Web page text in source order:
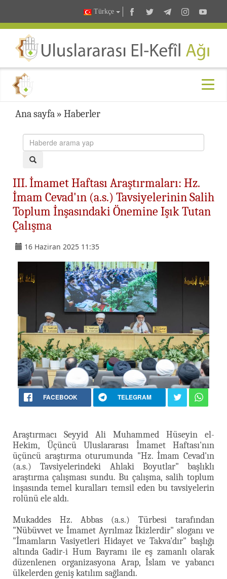
Türkçe
Ana sayfa » Haberler
III. İmamet Haftası Araştırmaları: Hz.
İmam Cevad'ın (a.s.) Tavsiyelerinin Salih
Toplum İnşasındaki Önemine Işık Tutan
Çalışma
16 Haziran 2025 11:35
FACEBOOK TELEGRAM
Araştırmacı Seyyid Ali Muhammed Hüseyin el-
Hekim, Üçüncü Uluslararası İmamet Haftası'nın
üçüncü araştırma oturumunda "Hz. İmam Cevad'ın
(a.s.) Tavsiyelerindeki Ahlaki Boyutlar" başlıklı
araştırma çalışması sundu. Bu çalışma, salih toplum
inşasında temel kuralları temsil eden bu tavsiyelerin
rolünü ele aldı.
Mukaddes Hz. Abbas (a.s.) Türbesi tarafından
"Nübüvvet ve İmamet Ayrılmaz İkizlerdir" sloganı ve
"İmamların Vasiyetleri Hidayet ve Takva'dır" başlığı
altında Gadir-i Hum Bayramı ile eş zamanlı olarak
düzenlenen organizasyona Arap, İslam ve yabancı
ülkelerden geniş katılım sağlandı.